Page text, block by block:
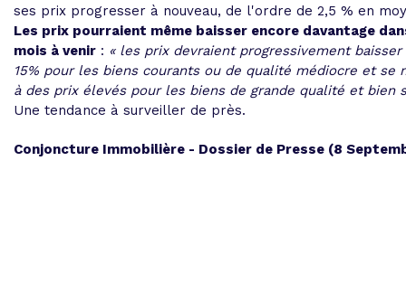
ses prix progresser à nouveau, de l'ordre de 2,5 % en
Les prix pourraient même baisser encore davantage
mois à venir : « les prix devraient progressivement baisser
15% pour les biens courants ou de qualité médiocre et se
à des prix élevés pour les biens de grande qualité et bien
Une tendance à surveiller de près.
Conjoncture Immobilière - Dossier de Presse (8